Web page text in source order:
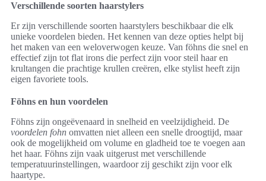
Verschillende soorten haarstylers
Er zijn verschillende soorten haarstylers beschikbaar die elk
unieke voordelen bieden. Het kennen van deze opties helpt bij
het maken van een weloverwogen keuze. Van föhns die snel en
effectief zijn tot flat irons die perfect zijn voor steil haar en
krultangen die prachtige krullen creëren, elke stylist heeft zijn
eigen favoriete tools.
Föhns en hun voordelen
Föhns zijn ongeëvenaard in snelheid en veelzijdigheid. De
voordelen fohn omvatten niet alleen een snelle droogtijd, maar
ook de mogelijkheid om volume en gladheid toe te voegen aan
het haar. Föhns zijn vaak uitgerust met verschillende
temperatuurinstellingen, waardoor zij geschikt zijn voor elk
haartype.